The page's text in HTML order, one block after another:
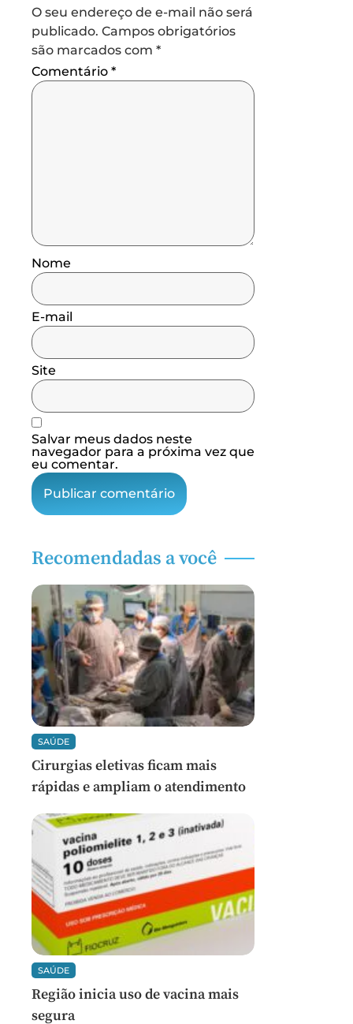
O seu endereço de e-mail não será
publicado. Campos obrigatórios
são marcados com *
Comentário *
Nome
E-mail
Site
Salvar meus dados neste
navegador para a próxima vez que
eu comentar.
Recomendadas a você
SAÚDE
Cirurgias eletivas ficam mais
rápidas e ampliam o atendimento
SAÚDE
Região inicia uso de vacina mais
segura